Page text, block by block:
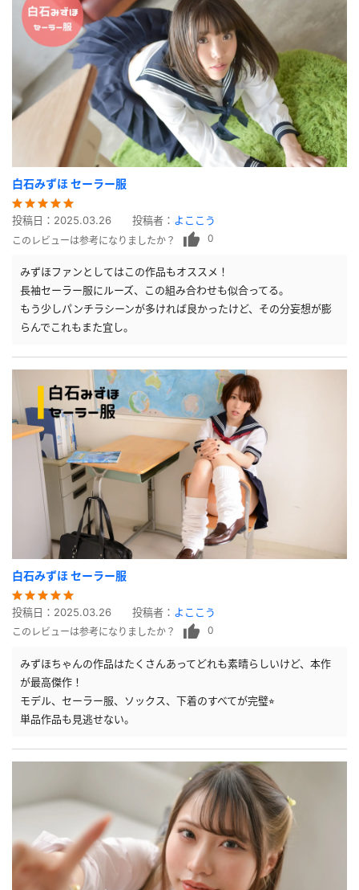
白石みずほ セーラー服
投稿日： 2025.03.26 投稿者： よここう
このレビューは参考になりましたか？ 0
みずほファンとしてはこの作品もオススメ！
長袖セーラー服にルーズ、この組み合わせも似合ってる。
もう少しパンチラシーンが多ければ良かったけど、その分妄想が膨
らんでこれもまた宜し。
白石みずほ セーラー服
投稿日： 2025.03.26 投稿者： よここう
このレビューは参考になりましたか？ 0
みずほちゃんの作品はたくさんあってどれも素晴らしいけど、本作
が最高傑作！
モデル、セーラー服、ソックス、下着のすべてが完璧⭐︎
単品作品も見逃せない。